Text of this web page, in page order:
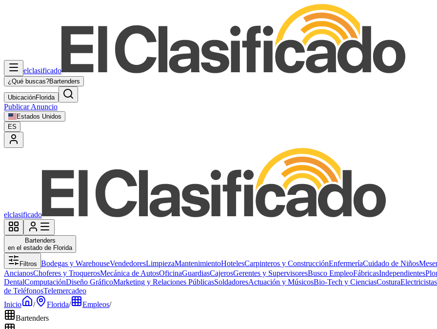
elclasificado
¿Qué buscas?Bartenders
UbicaciónFlorida
Publicar Anuncio
Estados Unidos
ES
elclasificado
Bartenders
en el estado de Florida
Filtros Bodegas y WarehouseVendedoresLimpiezaMantenimientoHotelesCarpinteros y ConstrucciónEnfermeríaCuidado de Niños
AncianosChoferes y TroquerosMecánica de AutosOficinaGuardiasCajerosGerentes y SupervisoresBusco EmpleoFábricasIndependientes
DentalComputaciónDiseño GráficoMarketing y Relaciones PúblicasSoldadoresActuación y MúsicosBio-Tech y CienciasCosturaElectricistas
de TeléfonosTelemercadeo
Inicio
/ Florida/ Empleos/
Bartenders